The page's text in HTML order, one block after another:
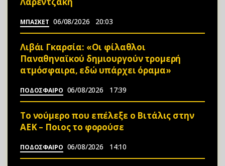
ΜΠΑΣΚΕΤ 06/08/2026 20:03
Λιβάι Γκαρσία: «Οι φίλαθλοι
Παναθηναϊκού δημιουργούν τρομερή
ατμόσφαιρα, εδώ υπάρχει όραμα»
ΠΟΔΟΣΦΑΙΡΟ 06/08/2026 17:39
Το νούμερο που επέλεξε ο Βιτάλις στην
ΑΕΚ – Ποιος το φορούσε
ΠΟΔΟΣΦΑΙΡΟ 06/08/2026 14:10